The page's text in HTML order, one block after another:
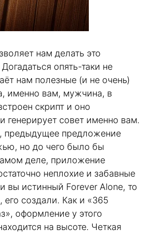
нам делать это
опять-таки не
нам полезные (и не очень)
именно вам, мужчина, в
скрипт и оно
генерирует совет именно вам.
предыдущее предложение
но до чего было бы
деле, приложение
неплохие и забавные
вы истинный Forever Alone, то
его создали. Как и «365
оформление у этого
на высоте. Четкая